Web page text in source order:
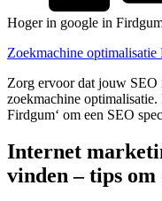
Hoger in google in
Zoekmachine optimalisatie
Zorg ervoor dat jouw
zoekmachine
Firdgum‘ om een SEO
Internet
vinden – tips om